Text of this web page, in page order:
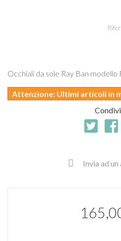
Occhiali da sole Ray Ban modello
Attenzione: Ultimi articoli in
Invia ad un